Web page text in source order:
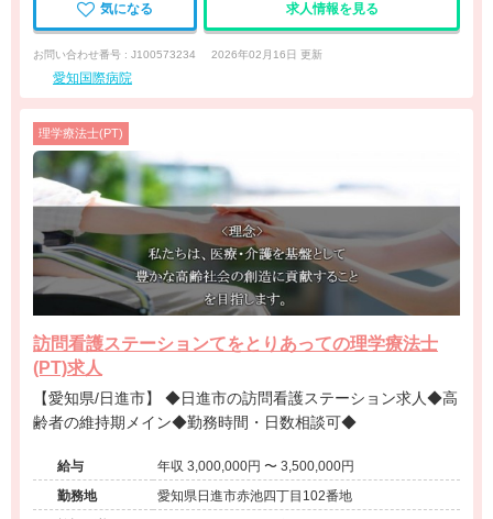
気になる 求人情報を見る
お問い合わせ番号 : J100573234 2026年02月16日 更新
愛知国際病院
理学療法士(PT)
訪問看護ステーションてをとりあっての理学療法士
(PT)求人
【愛知県/日進市】 ◆日進市の訪問看護ステーション求人◆高
齢者の維持期メイン◆勤務時間・日数相談可◆
給与
年収 3,000,000円 〜 3,500,000円
勤務地
愛知県日進市赤池四丁目102番地